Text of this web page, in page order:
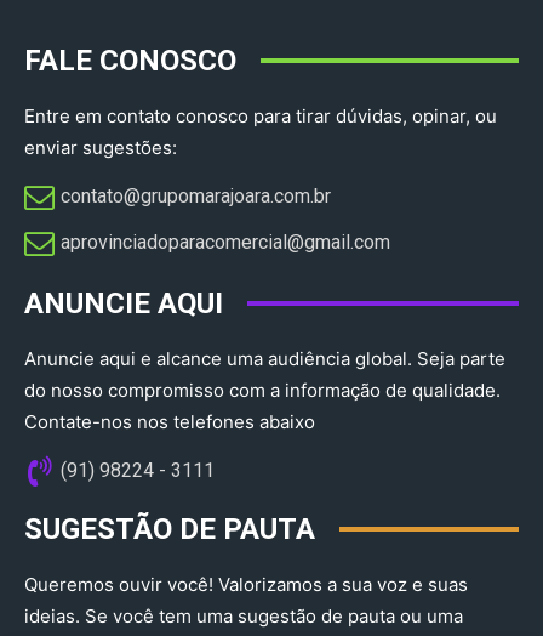
FALE CONOSCO
Entre em contato conosco para tirar dúvidas, opinar, ou
enviar sugestões:
contato@grupomarajoara.com.br
aprovinciadoparacomercial@gmail.com​
ANUNCIE AQUI
Anuncie aqui e alcance uma audiência global. Seja parte
do nosso compromisso com a informação de qualidade.
Contate-nos nos telefones abaixo
(91) 98224 - 3111
SUGESTÃO DE PAUTA
Queremos ouvir você! Valorizamos a sua voz e suas
ideias. Se você tem uma sugestão de pauta ou uma